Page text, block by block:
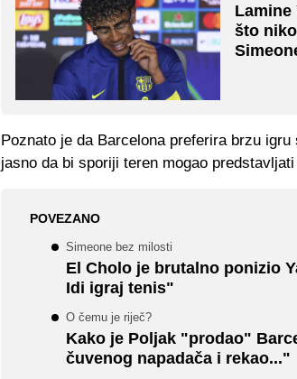
Lamine
što
Poznato je da Barcelona preferira brzu
jasno da bi sporiji teren mogao
POVEZANO
Simeone bez milosti
El Cholo je brutalno ponizio
Idi igraj tenis"
O čemu je riječ?
Kako je Poljak "prodao"
čuvenog napadača i rekao..."